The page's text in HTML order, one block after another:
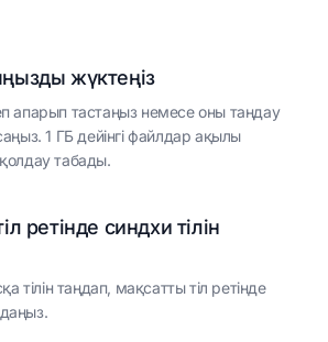
жүктеңіз
апарып тастаңыз немесе оны таңдау
1 ГБ дейінгі файлдар ақылы
табады.
ретінде синдхи тілін
тілін таңдап, мақсатты тіл ретінде